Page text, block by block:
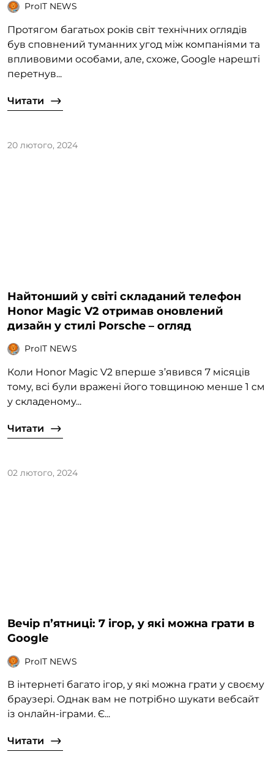
ProIT NEWS
Протягом багатьох років світ технічних оглядів
був сповнений туманних угод між компаніями та
впливовими особами, але, схоже, Google нарешті
перетнув...
Читати
20 лютого, 2024
Найтонший у світі складаний телефон
Honor Magic V2 отримав оновлений
дизайн у стилі Porsche – огляд
ProIT NEWS
Коли Honor Magic V2 вперше з’явився 7 місяців
тому, всі були вражені його товщиною менше 1 см
у складеному...
Читати
02 лютого, 2024
Вечір пʼятниці: 7 ігор, у які можна грати в
Google
ProIT NEWS
В інтернеті багато ігор, у які можна грати у своєму
браузері. Однак вам не потрібно шукати вебсайт
із онлайн-іграми. Є...
Читати